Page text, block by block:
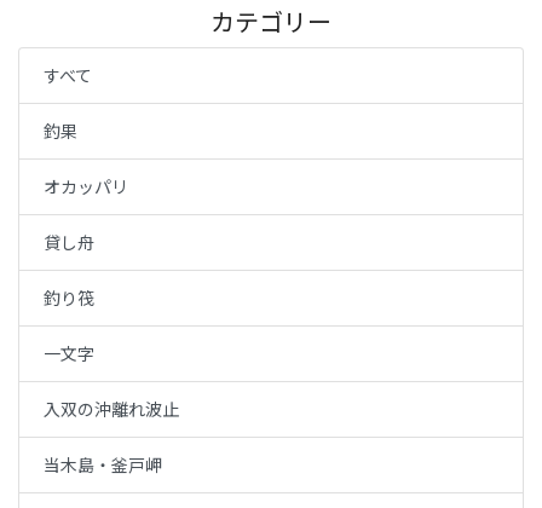
カテゴリー
すべて
釣果
オカッパリ
貸し舟
釣り筏
一文字
入双の沖離れ波止
当木島・釜戸岬